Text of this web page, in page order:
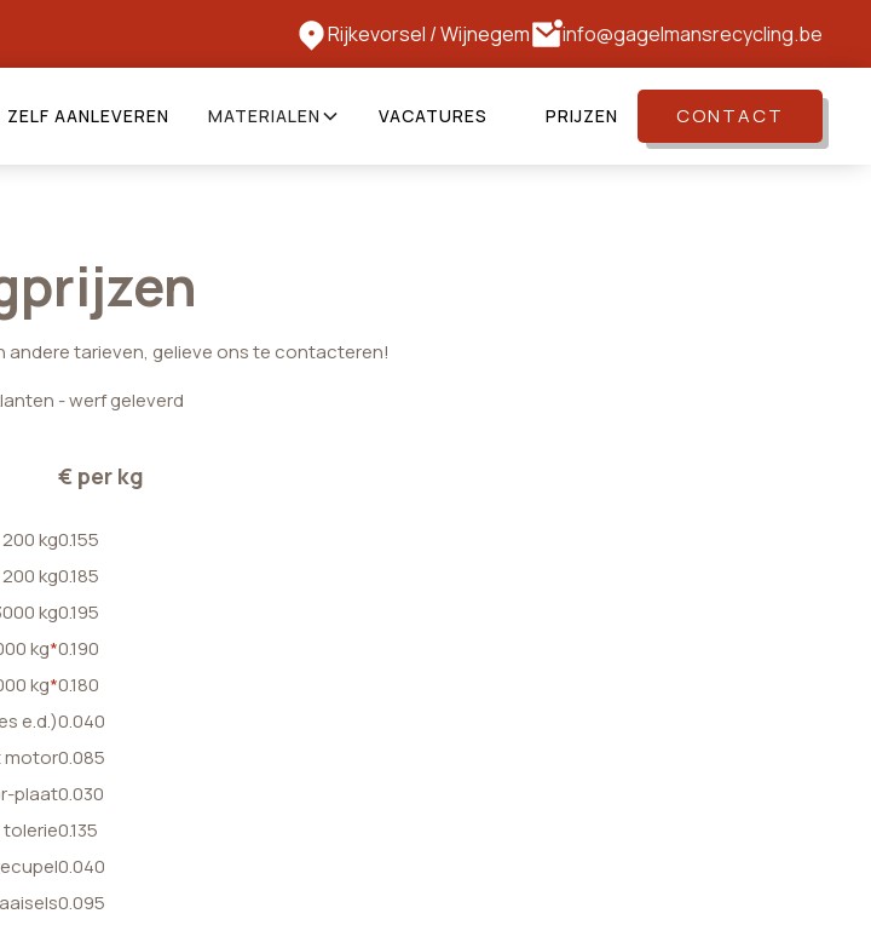
Rijkevorsel /Wijnegem info@gagelmansrecycling.be
ZELF AANLEVEREN MATERIALEN VACATURES PRIJZEN CONTACT
andere tarieven, gelieve ons te contacteren!
- werf geleverd
€ per kg
kg0.155
kg0.185
kg0.195
kg*0.190
kg*0.180
e.d.)0.040
motor0.085
plaat0.030
tolerie0.135
0.040
0.095